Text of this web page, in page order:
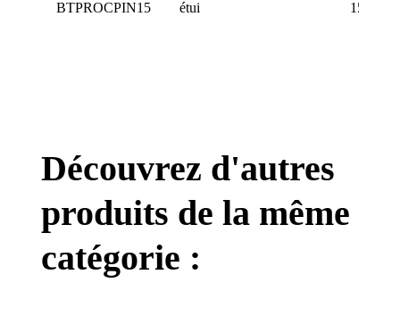
BTPROCPIN15 étui 15 g
Découvrez d'autres
produits de la même
catégorie :